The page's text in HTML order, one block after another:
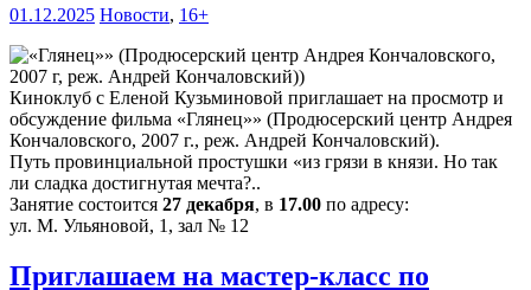
01.12.2025 Новости, 16+
Киноклуб с Еленой Кузьминовой приглашает на просмотр и
обсуждение фильма «Глянец»» (Продюсерский центр Андрея
Кончаловского, 2007 г., реж. Андрей Кончаловский).
Путь провинциальной простушки «из грязи в князи. Но так
ли сладка достигнутая мечта?..
Занятие состоится 27 декабря, в 17.00 по адресу:
ул. М. Ульяновой, 1, зал № 12
Приглашаем на мастер-класс по